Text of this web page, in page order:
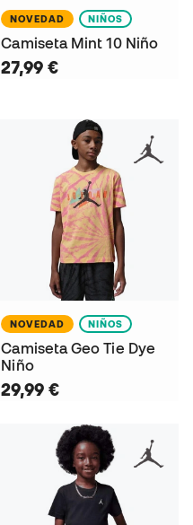
NOVEDAD NIÑOS
Camiseta Mint 10 Niño
27,99 €
NOVEDAD NIÑOS
Camiseta Geo Tie Dye
Niño
29,99 €